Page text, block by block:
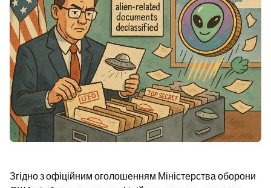
Згідно з офіційним оголошенням Міністерства оборони